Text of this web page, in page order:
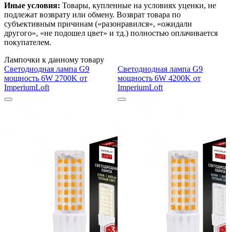
Иные условия: Товары, купленные на условиях уценки, не
подлежат возврату или обмену. Возврат товара по
субъективным причинам («разонравился», «ожидали
другого», «не подошел цвет» и тд.) полностью оплачивается
покупателем.
Лампочки к данному товару
Светодиодная лампа G9
мощность 6W 2700K от
ImperiumLoft
Светодиодная лампа G9
мощность 6W 4200K от
ImperiumLoft